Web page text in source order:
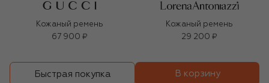
Кожаный ремень
67 900 ₽
Кожаный ремень
29 200 ₽
Быстрая покупка В корзину